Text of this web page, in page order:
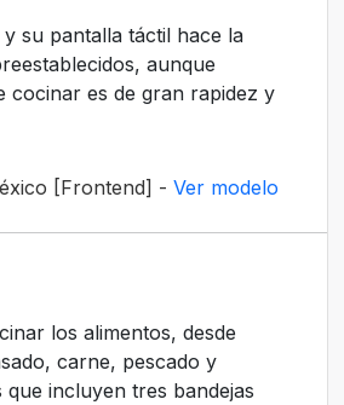
su pantalla táctil hace la
aunque
cocinar es de gran rapidez y
[Frontend] - Ver modelo
los alimentos, desde
carne, pescado y
incluyen tres bandejas